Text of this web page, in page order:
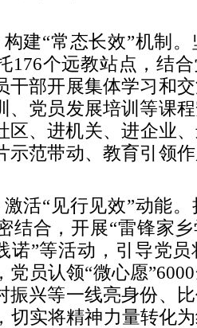
建“常态长效”机制
176个远教站点，结
干部开展集体学习和
、党员发展培训等课
区、进机关、‌进企业
示范带动、教育引领
活“见行见效”动能
结合，开展“雷锋家
诺”等活动，引导党
党员认领“微心愿
振兴等一线亮身份、
切实将精神力量转化